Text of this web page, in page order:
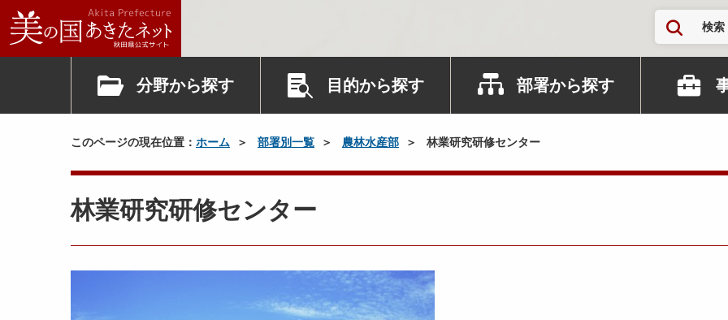
検索
分野から探す 目的から探す 部署から探す
このページの現在位置： ホーム 部署別一覧 農林水産部 林業研究研修センター
林業研究研修センター